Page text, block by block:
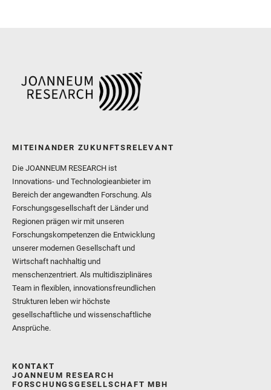
MITEINANDER ZUKUNFTSRELEVANT
Die JOANNEUM RESEARCH ist
Innovations- und Technologieanbieter im
Bereich der angewandten Forschung. Als
Forschungsgesellschaft der Länder und
Regionen prägen wir mit unseren
Forschungskompetenzen die Entwicklung
unserer modernen Gesellschaft und
Wirtschaft nachhaltig und
menschenzentriert. Als multidisziplinäres
Team in flexiblen, innovationsfreundlichen
Strukturen leben wir höchste
gesellschaftliche und wissenschaftliche
Ansprüche.
KONTAKT
JOANNEUM RESEARCH
FORSCHUNGSGESELLSCHAFT MBH